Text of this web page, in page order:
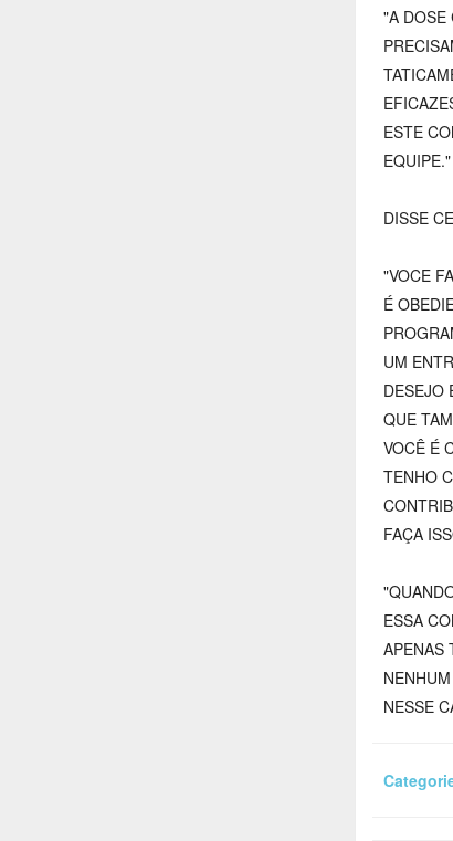
"A DOSE
ESTE
EQUIPE."
DISSE
"VOCE
É
UM
DESEJO
QUE
VOCÊ É
TENHO
FAÇA
ESSA
APENAS
NESSE